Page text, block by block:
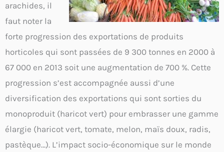
arachides, il
faut noter la
forte progression des exportations de produits
horticoles qui sont passées de 9 300 tonnes en 2000 à
67 000 en 2013 soit une augmentation de 700 %. Cette
progression s’est accompagnée aussi d’une
diversification des exportations qui sont sorties du
monoproduit (haricot vert) pour embrasser une gamme
élargie (haricot vert, tomate, melon, maïs doux, radis,
pastèque…). L’impact socio-économique sur le monde